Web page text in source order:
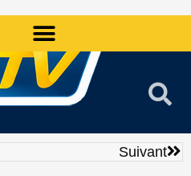
Suivant